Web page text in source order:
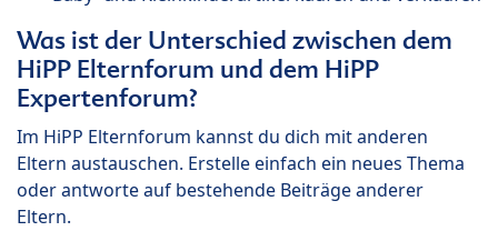
Was ist der Unterschied zwischen dem
HiPP Elternforum und dem HiPP
Expertenforum?
Im HiPP Elternforum kannst du dich mit anderen
Eltern austauschen. Erstelle einfach ein neues Thema
oder antworte auf bestehende Beiträge anderer
Eltern.